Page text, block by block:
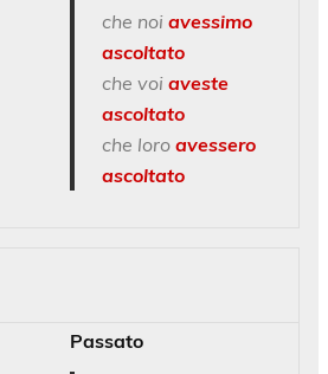
che noi avessimo
ascoltato
che voi aveste
ascoltato
che loro avessero
ascoltato
Passato